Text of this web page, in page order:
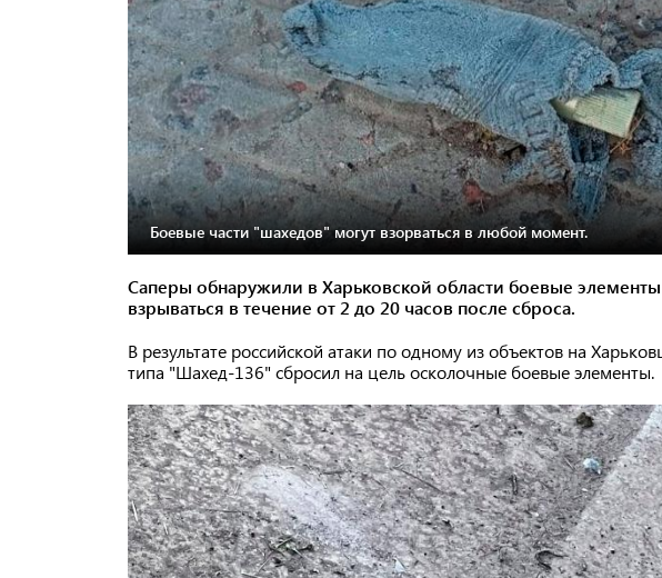
Боевые части "шахедов" могут взорваться в любой момент.
Саперы обнаружили в Харьковской области боевые
взрываться в течение от 2 до 20 часов после сброса.
В результате российской атаки по одному из объектов на
типа "Шахед-136" сбросил на цель осколочные боевые элементы.